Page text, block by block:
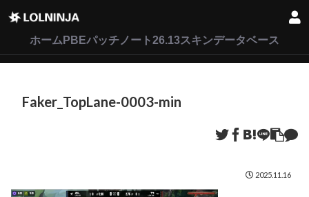
ホーム PBEパッチノート26.13スキンデータベース
Faker_TopLane-0003-min
2025.11.16